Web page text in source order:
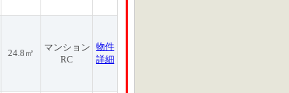
24.8㎡
マンション
RC
物件
詳細